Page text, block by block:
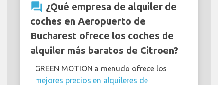
question_answer ¿Qué empresa de alquiler de
coches en Aeropuerto de
Bucharest ofrece los coches de
alquiler más baratos de Citroen?
GREEN MOTION a menudo ofrece los
mejores precios en alquileres de